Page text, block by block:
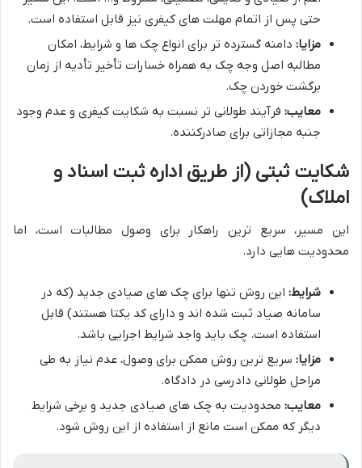
حتی پس از اتمام مهلت های کیفری نیز قابل استفاده است.
مزایا: دامنه گسترده تر برای انواع چک ها و شرایط، امکان
مطالبه اصل وجه چک به همراه خسارات تأخیر تأدیه از زمان
برگشت خوردن چک.
معایب: فرآیند طولانی تر نسبت به شکایت کیفری و عدم وجود
جنبه مجازاتی برای صادرکننده.
شکایت ثبتی (از طریق اداره ثبت اسناد و
املاک)
این مسیر، سریع ترین راهکار برای وصول مطالبات است، اما
محدودیت هایی دارد.
شرایط: این روش تنها برای چک های صیادی جدید (که در
سامانه صیاد ثبت شده اند و دارای کد یکتا هستند) قابل
استفاده است. چک باید واجد شرایط اجرایی باشد.
مزایا: سریع ترین روش ممکن برای وصول، عدم نیاز به طی
مراحل طولانی دادرسی در دادگاه.
معایب: محدودیت به چک های صیادی جدید و برخی شرایط
دیگر که ممکن است مانع از استفاده از این روش شود.